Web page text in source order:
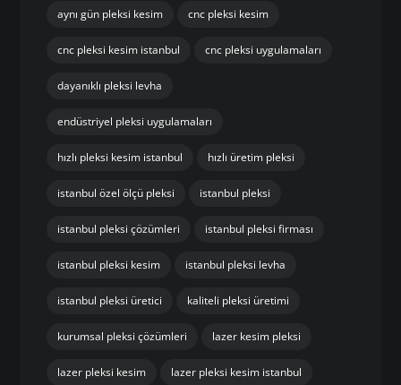
aynı gün pleksi kesim cnc pleksi kesim
cnc pleksi kesim istanbul cnc pleksi uygulamaları
dayanıklı pleksi levha
endüstriyel pleksi uygulamaları
hızlı pleksi kesim istanbul hızlı üretim pleksi
istanbul özel ölçü pleksi istanbul pleksi
istanbul pleksi çözümleri istanbul pleksi firması
istanbul pleksi kesim istanbul pleksi levha
istanbul pleksi üretici kaliteli pleksi üretimi
kurumsal pleksi çözümleri lazer kesim pleksi
lazer pleksi kesim lazer pleksi kesim istanbul